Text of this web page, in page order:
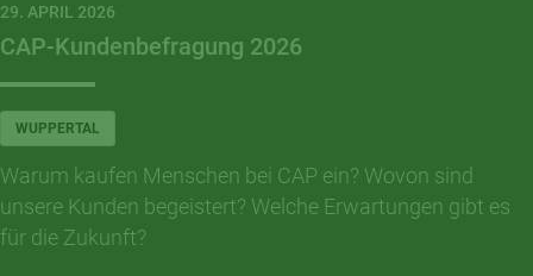
29. APRIL 2026
CAP-Kundenbefragung 2026
WUPPERTAL
Warum kaufen Menschen bei CAP ein? Wovon sind
unsere Kunden begeistert? Welche Erwartungen gibt es
für die Zukunft?